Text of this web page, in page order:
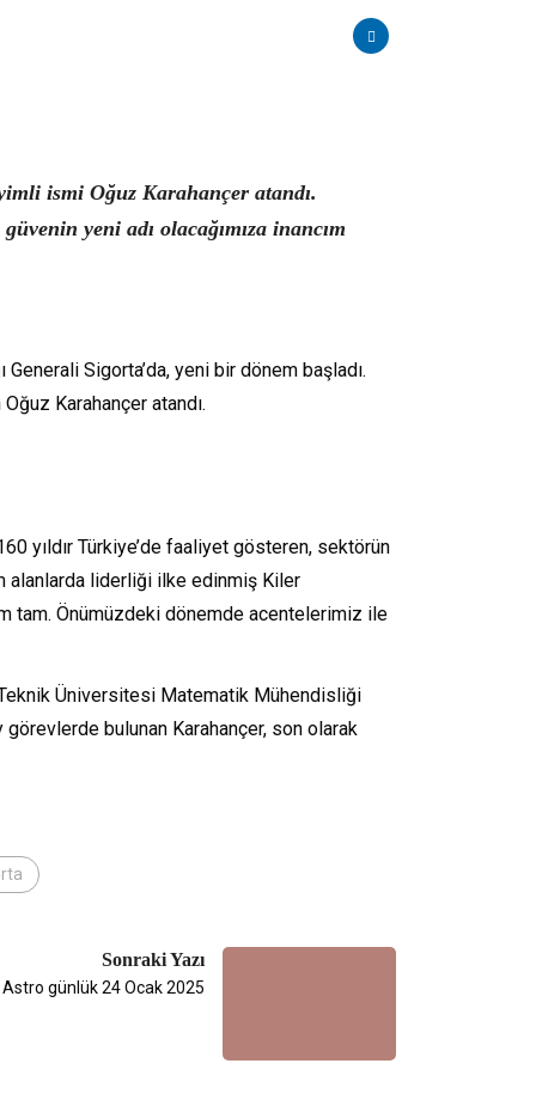
ismi Oğuz Karahançer atandı.
yeni adı olacağımıza inancım
Generali Sigorta’da, yeni bir dönem başladı.
Karahançer atandı.
yıldır Türkiye’de faaliyet gösteren, sektörün
alanlarda liderliği ilke edinmiş Kiler
tam. Önümüzdeki dönemde acentelerimiz ile
Teknik Üniversitesi Matematik Mühendisliği
bulunan Karahançer, son olarak
Sonraki Yazı
Astro günlük 24 Ocak 2025